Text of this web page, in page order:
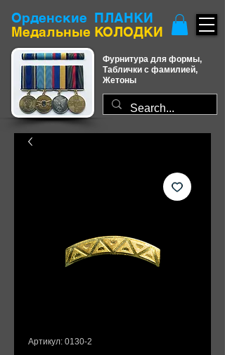
Орденские ПЛАНКИ
​Медальные КОЛОДКИ
Фурнитура для формы,
Таблички с фамилией,
Жетоны
Артикул: 0130-2